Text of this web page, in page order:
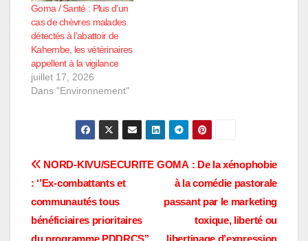
Démocratique du
Congo, dans la cité de
KIBIRIZI à l’Ouest de
Kiwanja. Les deux
forces…
Goma / Santé : Plus d’un
cas de chèvres malades
détectés à l’abattoir de
Kahembe, les vétérinaires
appellent à la vigilance
juillet 17, 2026
Dans "Environnement"
Navigation
de
l’article
GOMA : De la xénophobie
à la comédie pastorale
passant par le marketing
toxique, liberté ou
NORD-KIVU/SECURITE
: ‘’Ex-combattants et
communautés tous
bénéficiaires prioritaires